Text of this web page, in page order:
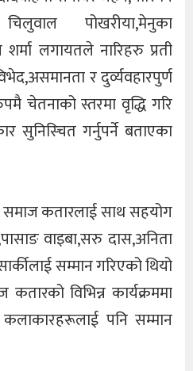
पोखरीया,मेनुका
लगायतले नारिहरु प्रती
र दुर्व्यवहारपुर्ण
चेतनाको स्तरमा वृद्धि गरि
सुनिस्चित गर्नुपर्ने बताएका
समाज कतारलाई साथ सहयोग
वाइबा,सरु दास,अनिता
सम्मान गरिएको थियो
विभिन्न कार्यक्रममा
पनि सम्मान